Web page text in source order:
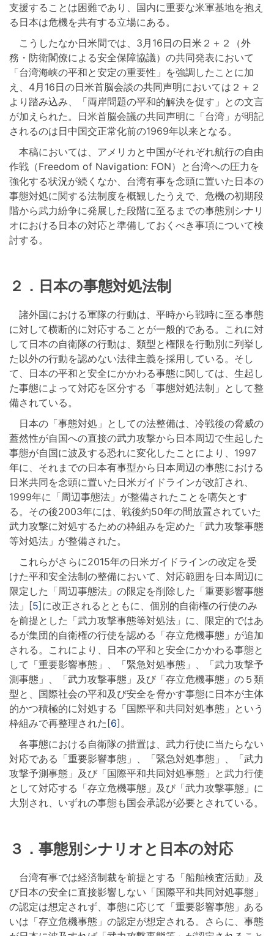
支援することは困難であり、国内に重要な米軍基地を抱え
る日本は危機を共有する立場にある。
こうしたなか日米間では、3月16日の日米２＋２（外
務・防衛閣僚による安全保障協議）の共同発表において
「台湾海峡の平和と安定の重要性」を強調したことに加
え、4月16日の日米首脳会談の共同声明においては２＋２
より踏み込み、「両岸問題の平和的解決を促す」との文言
が加えられた。日米首脳会議の共同声明に「台湾」が明記
されるのは日中国交正常化前の1969年以来となる。
本稿においては、アメリカと中国がそれぞれ航行の自由
作戦（Freedom of Navigation: FON）と台湾への圧力を
強化する状況が続くなか、台湾有事を念頭に置いた日本の
事態対処に関する法制度を概観したうえで、危機の初期段
階から武力紛争に発展した段階に至るまでの事態別シナリ
オにおける日本の対応と準備しておくべき事項について検
討する。
２．日本の事態対処法制
諸外国における軍隊の行動は、平時から戦時に至る事態
に対して横断的に対応することが一般的である。これに対
して日本の自衛隊の行動は、類型と権限を行動別に列挙し
た以外の行動を認めない法律主義を採用している。そし
て、日本の平和と安全にかかわる事態に関しては、生起し
た事態によって対応を区分する「事態対処法制」として整
備されている。
日本の「事態対処」としての法整備は、冷戦後の脅威の
蓋然性が自国への直接の武力攻撃から日本周辺で生起した
事態が自国に波及する恐れに変化したことにより、1997
年に、それまでの日本有事型から日本周辺の事態における
日米共同を念頭に置いた日米ガイドラインが改訂され、
1999年に「周辺事態法」が整備されたことを嚆矢とす
る。その後2003年には、戦後約50年の間放置されていた
武力攻撃に対処するための枠組みを定めた「武力攻撃事態
等対処法」が整備された。
これらがさらに2015年の日米ガイドラインの改定を受
けた平和安全法制の整備において、対応範囲を日本周辺に
限定した「周辺事態法」の限定を削除した「重要影響事態
法」[5]に改正されるとともに、個別的自衛権の行使のみ
を前提とした「武力攻撃事態等対処法」に、限定的ではあ
るが集団的自衛権の行使を認める「存立危機事態」が追加
される。これにより、日本の平和と安全にかかわる事態と
して「重要影響事態」、「緊急対処事態」、「武力攻撃予
測事態」、「武力攻撃事態」及び「存立危機事態」の５類
型と、国際社会の平和及び安全を脅かす事態に日本が主体
的かつ積極的に対処する「国際平和共同対処事態」という
枠組みで再整理された[6]。
各事態における自衛隊の措置は、武力行使に当たらない
対応である「重要影響事態」、「緊急対処事態」、「武力
攻撃予測事態」及び「国際平和共同対処事態」と武力行使
として対応する「存立危機事態」及び「武力攻撃事態」に
大別され、いずれの事態も国会承認が必要とされている。
３．事態別シナリオと日本の対応
台湾有事では経済制裁を前提とする「船舶検査活動」及
び日本の安全に直接影響しない「国際平和共同対処事態」
の認定は想定されず、事態に応じて「重要影響事態」ある
いは「存立危機事態」の認定が想定される。さらに、事態